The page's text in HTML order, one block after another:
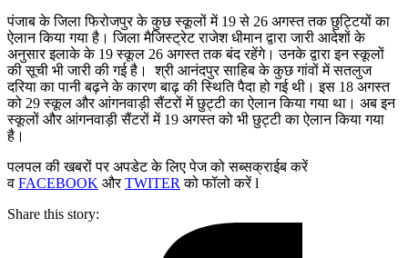
पंजाब के जिला फिरोजपुर के कुछ स्कूलों में 19 से 26 अगस्त तक छुट्टियों का
ऐलान किया गया है। जिला मैजिस्ट्रेट राजेश धीमान द्वारा जारी आदेशों के
अनुसार इलाके के 19 स्कूल 26 अगस्त तक बंद रहेंगे। उनके द्वारा इन स्कूलों
की सूची भी जारी की गई है। श्री आनंदपुर साहिब के कुछ गांवों में सतलुज
दरिया का पानी बढ़ने के कारण बाढ़ की स्थिति पैदा हो गई थी। इस 18 अगस्त
को 29 स्कूल और आंगनवाड़ी सैंटरों में छुट्टी का ऐलान किया गया था। अब इन
स्कूलों और आंगनवाड़ी सैंटरों में 19 अगस्त को भी छुट्टी का ऐलान किया गया
है।
पलपल की खबरों पर अपडेट के लिए पेज को सब्सक्राईब करें
व FACEBOOK औरTWITER को फॉलो करें l
Share this story: